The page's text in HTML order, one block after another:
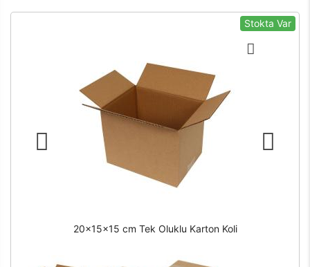
Stokta Var
20x15x15 cm Tek Oluklu Karton Koli